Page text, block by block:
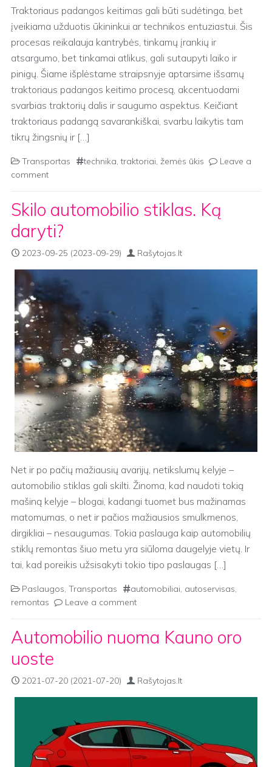
Traktoriaus padangos keitimas gali būti sudėtinga, bet
įveikiama užduotis ūkininkui ar technikos entuziastui. Šis
procesas reikalauja kantrybės, tinkamų įrankių ir
atsargumo, bet tinkamai atlikus, gali sutaupyti laiko ir
pinigų. Šiame išplėstame straipsnyje aptarsime išsamų
traktoriaus padangos keitimo procesą, akcentuodami
svarbias traktorių dalis ir saugumo aspektus. Keičiant
traktoriaus padangą savarankiškai, svarbu laikytis tam
tikrų žingsnių ir […]
Transportas technika,traktoriai, žemės ūkis
Leave a
comment
Skilo automobilio stiklas. Ką
daryti?
2023-09-25 (2023-09-29) Rašytojas.lt
Net ir po pačių mažiausių avarijų, netikslumų kelyje –
automobilio stiklas gali skilti. Žinoma, kad naudoti tokią
mašiną kelyje – blogai, kadangi tuomet bus mažinamas
matomumas, o net ir pačios mažiausios smulkmenos,
dirgikliai – nesaugumas. Tokia paslauga kaip automobilių
stiklų remontas šiuo metu yra siūloma daugelyje vietų. Ir
tai, kad poreikis užsisakyti tokio tipo paslaugas […]
Paslaugos, Transportas automobiliai, autoservisas,
remontas
Leave a comment
Automobilio nuoma Kauno oro
uoste
2021-07-20 (2021-07-20) Rašytojas.lt